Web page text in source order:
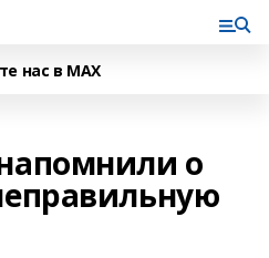
нас в MAX
о